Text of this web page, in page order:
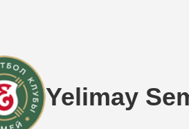
Yelimay